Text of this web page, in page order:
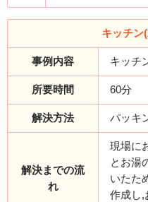
キッチン
事例内容 キッチ
所要時間 60分
解決方法 パッキ
解決までの流
れ
現場に
とお湯
いたた
作成し,